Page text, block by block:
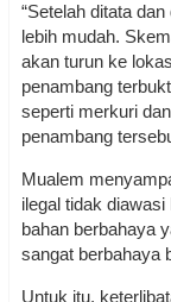
“Setelah ditata
lebih mudah.
akan turun ke
penambang
seperti merkuri
penambang
Mualem
ilegal tidak
bahan berbahaya
sangat berbahaya
Untuk itu,